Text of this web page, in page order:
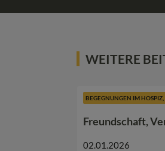
WEITERE
BEGEGNUNGEN IM HOSPIZ
Freundschaft,
02.01.2026